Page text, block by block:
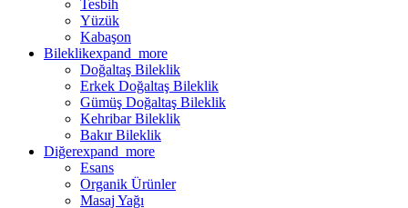
Tesbih
Yüzük
Kabaşon
Bileklikexpand_more
Doğaltaş Bileklik
Erkek Doğaltaş Bileklik
Gümüş Doğaltaş Bileklik
Kehribar Bileklik
Bakır Bileklik
Diğerexpand_more
Esans
Organik Ürünler
Masaj Yağı